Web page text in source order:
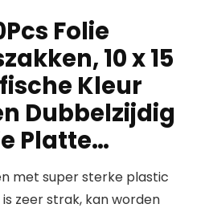
Folie
10 x 15
Kleur
Dubbelzijdig
Platte…
met super sterke plastic
zeer strak, kan worden